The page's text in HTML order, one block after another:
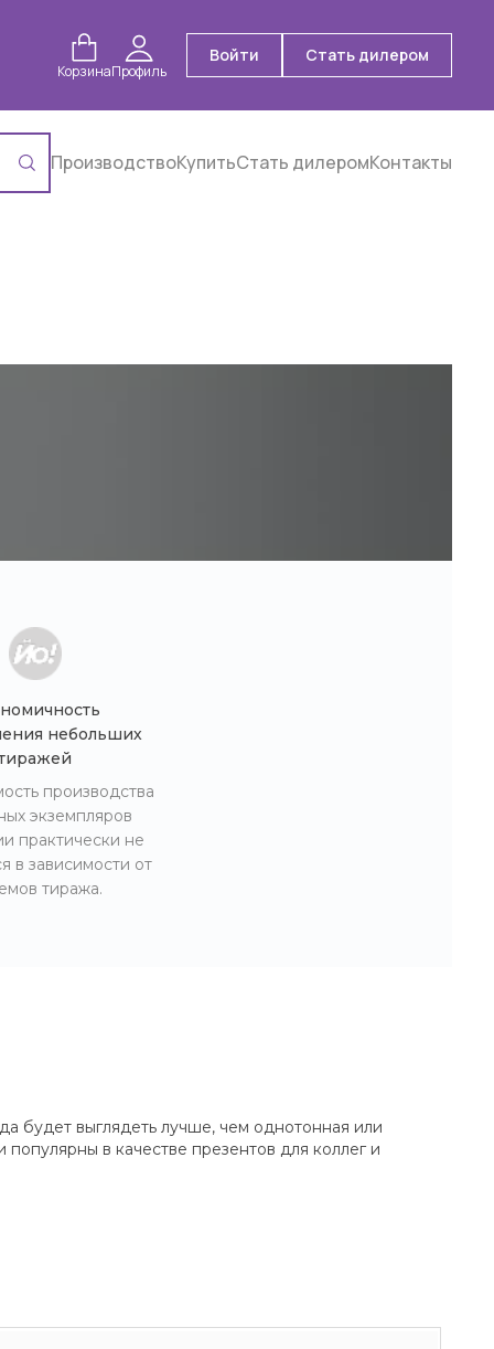
КорзинаПрофиль
Войти Стать дилером
ПроизводствоКупитьСтать дилеромКонтакты
небольших
производства
экземпляров
практически не
в зависимости от
тиража.
будет выглядеть лучше, чем однотонная или
в качестве презентов для коллег и